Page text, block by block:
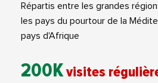
Répartis entre les grandes
les pays du pourtour de la
pays d'Afrique
200Kvisites